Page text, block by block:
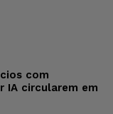
com
IA circularem em